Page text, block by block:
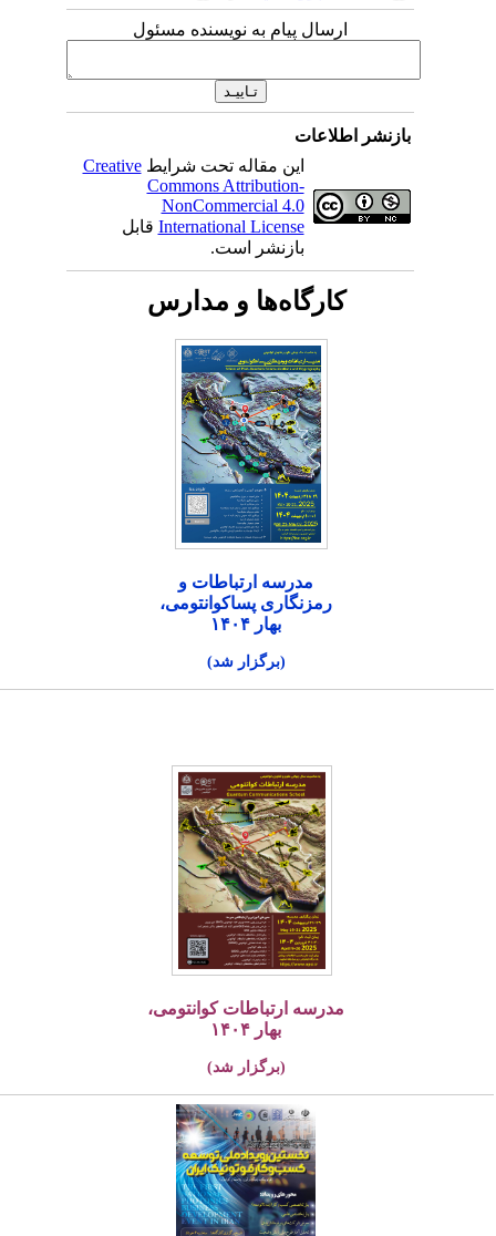
ارسال پیام به نویسنده مسئول
بازنشر اطلاعات
این مقاله تحت شرایطCreative
Commons Attribution-
NonCommercial 4.0
International Licenseقابل
بازنشر است.
کارگاه‌ها و مدارس
مدرسه ارتباطات و
رمزنگاری پساکوانتومی،
بهار ۱۴۰۴
(برگزار شد)
مدرسه ارتباطات کوانتومی،
بهار ۱۴۰۴
(برگزار شد)